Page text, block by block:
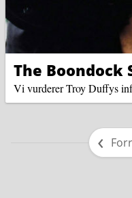
The Boondock
Vi vurderer Troy Duffys